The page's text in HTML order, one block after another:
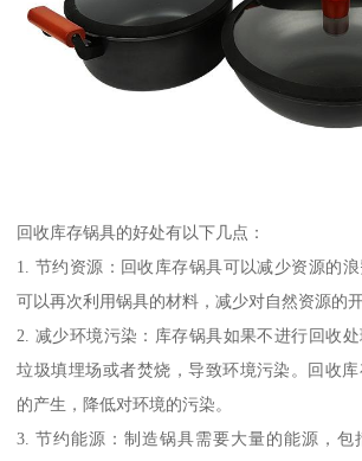
回收库存锅具的好处有以下几点：
1. 节约资源：回收库存锅具可以减少资源的浪
可以再次利用锅具的材料，减少对自然资源的开
2. 减少环境污染：库存锅具如果不进行回收
垃圾填埋场或者焚烧，导致环境污染。回收
的产生，降低对环境的污染。
3. 节约能源：制造锅具需要大量的能源，包